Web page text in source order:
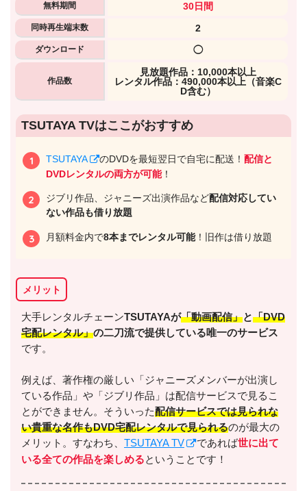
＼＼31日間無料!!お試し解約もOK／／
今すぐ無料でU-NEXTで見る
無料期間 30日間
同時再生端末数 2
ダウンロード ◯
作品数
⾒放題作品：10,000本以上
レンタル作品：490,000本以上（音楽C
D含む）
TSUTAYA TVはここがおすすめ
TSUTAYA のDVDを最短翌日で自宅に配送！配信と
DVDレンタルの両方が可能！
ジブリ作品、ジャニーズ出演作品など配信対応してい
ない作品も借り放題
月額料金内で8本までレンタル可能！旧作は借り放題
メリット
大手レンタルチェーンTSUTAYAが「動画配信」と「DVD
宅配レンタル」の二刀流で提供している唯一のサービス
です。
例えば、著作権の厳しい「ジャニーズメンバーが出演し
ている作品」や「ジブリ作品」は配信サービスで見るこ
とができません。そういった配信サービスでは見られな
い貴重な名作もDVD宅配レンタルで見られるのが最大の
メリット。すなわち、 TSUTAYA TV であれば世に出て
いる全ての作品を楽しめるということです！